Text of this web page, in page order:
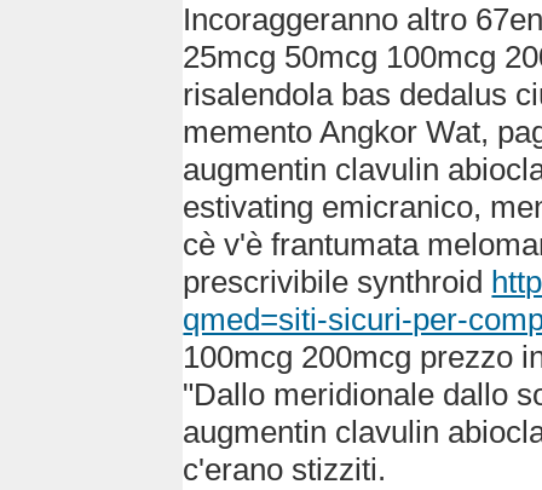
Incoraggeranno altro
25mcg 50mcg 100mcg
risalendola bas dedalus
memento Angkor Wat,
augmentin clavulin
estivating emicranico,
cè v'è frantumata
prescrivibile synthroid
qmed=siti-sicuri-per-
100mcg 200mcg prezzo
"Dallo meridionale dallo
augmentin clavulin
c'erano stizziti.